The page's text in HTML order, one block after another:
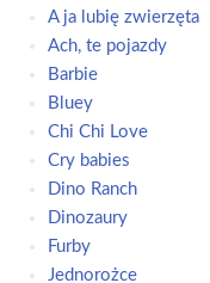
A ja lubię zwierzęta
Ach, te pojazdy
Barbie
Bluey
Chi Chi Love
Cry babies
Dino Ranch
Dinozaury
Furby
Jednorożce